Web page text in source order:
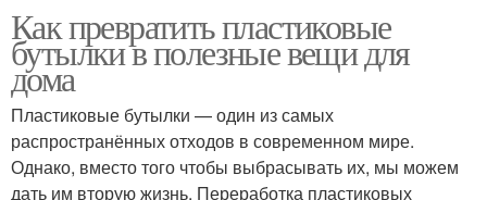
Как превратить пластиковые
бутылки в полезные вещи для
дома
Пластиковые бутылки — один из самых
распространённых отходов в современном мире.
Однако, вместо того чтобы выбрасывать их, мы можем
дать им вторую жизнь. Переработка пластиковых